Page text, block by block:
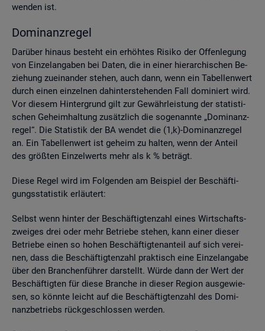
wen­den ist.
Do­mi­nanz­re­gel
Dar­über hin­aus be­steht ein er­höh­tes Ri­si­ko der Of­fen­le­gung
von Ein­zel­an­ga­ben bei Daten, die in einer hier­ar­chi­schen Be­
zie­hung zu­ein­an­der ste­hen, auch dann, wenn ein Ta­bel­len­wert
durch einen ein­zel­nen da­hin­ter­ste­hen­den Fall do­mi­niert wird.
Vor die­sem Hin­ter­grund gilt zur Ge­währ­leis­tung der sta­tis­ti­
schen Ge­heim­hal­tung zu­sätz­lich die so­ge­nann­te „Do­mi­nanz­
re­gel“. Die Sta­tis­tik der BA wen­det die (1,k)-Do­mi­nanz­re­gel
an. Ein Ta­bel­len­wert ist ge­heim zu hal­ten, wenn der An­teil
des grö­ß­ten Ein­zel­werts mehr als k % be­trägt.
Diese Regel wird im Fol­gen­den am Bei­spiel der Be­schäf­ti­
gungs­sta­tis­tik er­läu­tert:
Selbst wenn hin­ter der Be­schäf­tig­ten­zahl eines Wirt­schafts­
zwei­ges drei oder mehr Be­trie­be ste­hen, kann einer die­ser
Be­trie­be einen so hohen Be­schäf­tig­ten­an­teil auf sich ver­ei­
nen, dass die Be­schäf­tig­ten­zahl prak­tisch eine Ein­zel­an­ga­be
über den Bran­chen­füh­rer dar­stellt. Würde dann der Wert der
Be­schäf­tig­ten für diese Bran­che in die­ser Re­gi­on aus­ge­wie­
sen, so könn­te leicht auf die Be­schäf­tig­ten­zahl des Do­mi­
nanz­be­triebs rück­ge­schlos­sen wer­den.